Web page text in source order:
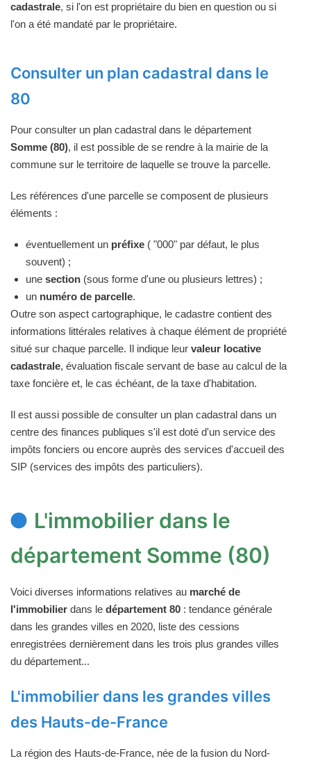
cadastrale, si l'on est propriétaire du bien en question ou si
l'on a été mandaté par le propriétaire.
Consulter un plan cadastral dans le
80
Pour consulter un plan cadastral dans le département
Somme (80), il est possible de se rendre à la mairie de la
commune sur le territoire de laquelle se trouve la parcelle.
Les références d'une parcelle se composent de plusieurs
éléments :
éventuellement un préfixe ( "000" par défaut, le plus
souvent) ;
une section (sous forme d'une ou plusieurs lettres) ;
un numéro de parcelle.
Outre son aspect cartographique, le cadastre contient des
informations littérales relatives à chaque élément de propriété
situé sur chaque parcelle. Il indique leur valeur locative
cadastrale, évaluation fiscale servant de base au calcul de la
taxe foncière et, le cas échéant, de la taxe d'habitation.
Il est aussi possible de consulter un plan cadastral dans un
centre des finances publiques s'il est doté d'un service des
impôts fonciers ou encore auprès des services d'accueil des
SIP (services des impôts des particuliers).
L'immobilier dans le
département Somme (80)
Voici diverses informations relatives au marché de
l'immobilier dans le département 80 : tendance générale
dans les grandes villes en 2020, liste des cessions
enregistrées dernièrement dans les trois plus grandes villes
du département...
L'immobilier dans les grandes villes
des Hauts-de-France
La région des Hauts-de-France, née de la fusion du Nord-